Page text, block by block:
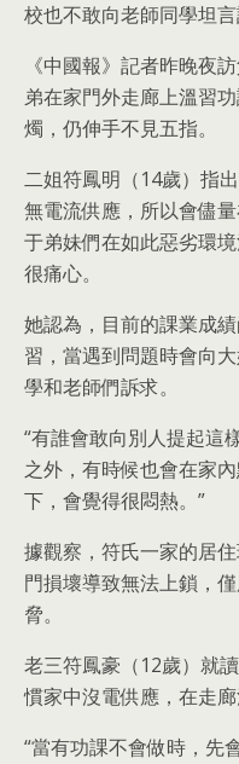
校也不敢向老師同學坦言
《中國報》記者昨晚夜
弟在家門外走廊上溫習
燭，仍伸手不見五指。
二姐符鳳明（14歲）指
無電流供應，所以會儘
于弟妹們在如此惡劣環
很痛心。
她認為，目前的課業成
習，當遇到問題時會向
學和老師們訴求。
“有誰會敢向別人提起這
之外，有時候也會在家
下，會覺得很悶熱。”
據觀察，符氏一家的居
門損壞導致無法上鎖，
脅。
老三符鳳豪（12歲）就
慣家中沒電供應，在走
“當有功課不會做時，先